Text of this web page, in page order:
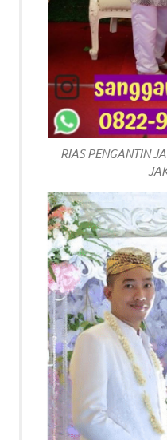
RIAS PENGANTIN